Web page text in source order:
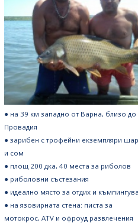
● на 39 км западно от Варна, близо до
Провадия
● зарибен с трофейни екземпляри
и сом
● площ 200 дка, 40 места за риболов
● риболовни състезания
● идеално място за отдих и
● на язовирната стена: писта за
мотокрос, ATV и офроуд развлечения